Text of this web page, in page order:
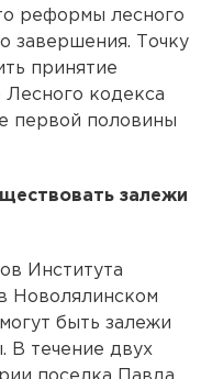
реформы лесного
завершения. Точку
принятие
Лесного кодекса
первой половины
залежи
Института
Новолялинском
быть залежи
В течение двух